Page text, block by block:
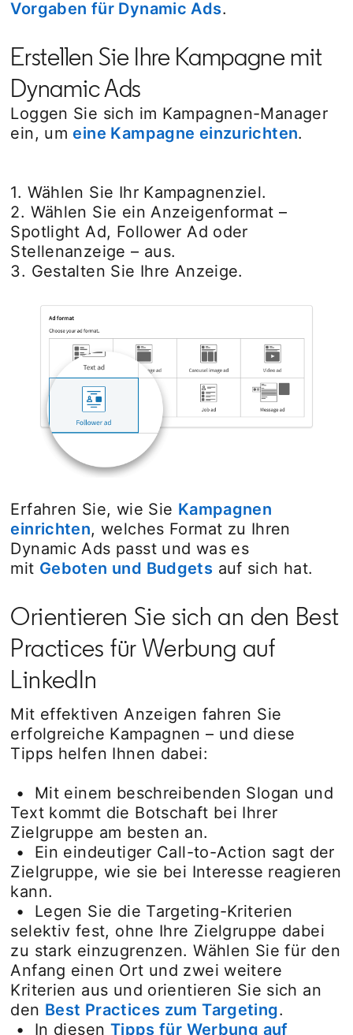
Vorgaben für Dynamic Adsopens in a new
.
Erstellen Sie Ihre Kampagne mit
Dynamic Ads
Loggen Sie sich im Kampagnen-Manager
ein, umeine Kampagne einzurichten.
1. Wählen Sie Ihr Kampagnenziel.
2. Wählen Sie ein Anzeigenformat –
Spotlight Ad, Follower Ad oder
Stellenanzeige – aus.
3. Gestalten Sie Ihre Anzeige.
Erfahren Sie, wie Sie Kampagnen
einrichtenopens in a new tab
, welches Format zu Ihren
Dynamic Ads passt und was es
mit Geboten und Budgets opens in a new
auf sich hat.
Orientieren Sie sich an den Best
Practices für Werbung auf
LinkedIn
Mit effektiven Anzeigen fahren Sie
erfolgreiche Kampagnen – und diese
Tipps helfen Ihnen dabei:
• Mit einem beschreibenden Slogan und
Text kommt die Botschaft bei Ihrer
Zielgruppe am besten an.
• Ein eindeutiger Call-to-Action sagt der
Zielgruppe, wie sie bei Interesse reagieren
kann.
• Legen Sie die Targeting-Kriterien
selektiv fest, ohne Ihre Zielgruppe dabei
zu stark einzugrenzen. Wählen Sie für den
Anfang einen Ort und zwei weitere
Kriterien aus und orientieren Sie sich an
den Best Practices zum Targeting.
• In diesen Tipps für Werbung auf